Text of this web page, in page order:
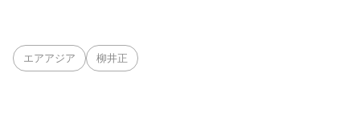
エアアジア 柳井正